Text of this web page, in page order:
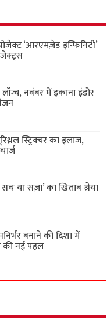
‘आरएमज़ेड इन्फिनिटी’
लॉन्च, नवंबर में इकाना इंडोर
स्ट्रिक्चर का इलाज,
या सज़ा’ का खिताब श्रेया
बनाने की दिशा में
की नई पहल